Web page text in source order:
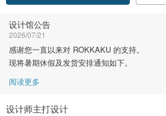
设计馆公告
2026/07/21
感谢您一直以来对 ROKKAKU 的支持。
现将暑期休假及发货安排通知如下。
阅读更多
设计师主打设计